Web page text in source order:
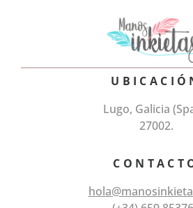
Lugo, Galicia
27002.